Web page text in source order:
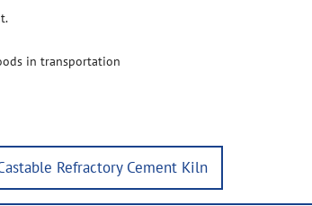
in transportation
Refractory Cement Kiln